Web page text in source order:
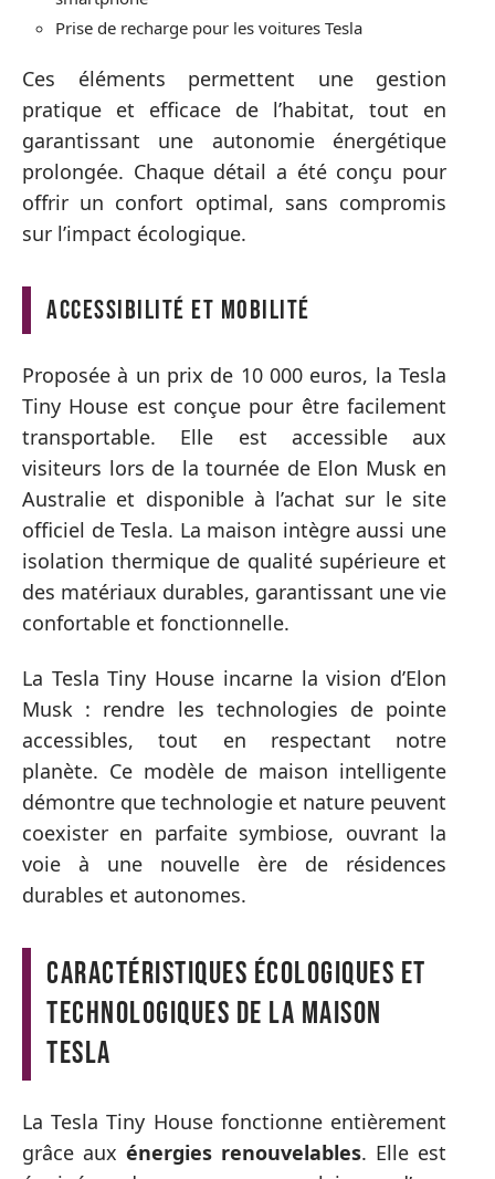
Prise de recharge pour les voitures Tesla
Ces éléments permettent une gestion
pratique et efficace de l’habitat, tout en
garantissant une autonomie énergétique
prolongée. Chaque détail a été conçu pour
offrir un confort optimal, sans compromis
sur l’impact écologique.
Accessibilité et mobilité
Proposée à un prix de 10 000 euros, la Tesla
Tiny House est conçue pour être facilement
transportable. Elle est accessible aux
visiteurs lors de la tournée de Elon Musk en
Australie et disponible à l’achat sur le site
officiel de Tesla. La maison intègre aussi une
isolation thermique de qualité supérieure et
des matériaux durables, garantissant une vie
confortable et fonctionnelle.
La Tesla Tiny House incarne la vision d’Elon
Musk : rendre les technologies de pointe
accessibles, tout en respectant notre
planète. Ce modèle de maison intelligente
démontre que technologie et nature peuvent
coexister en parfaite symbiose, ouvrant la
voie à une nouvelle ère de résidences
durables et autonomes.
Caractéristiques écologiques et
technologiques de la maison
Tesla
La Tesla Tiny House fonctionne entièrement
grâce aux énergies renouvelables. Elle est